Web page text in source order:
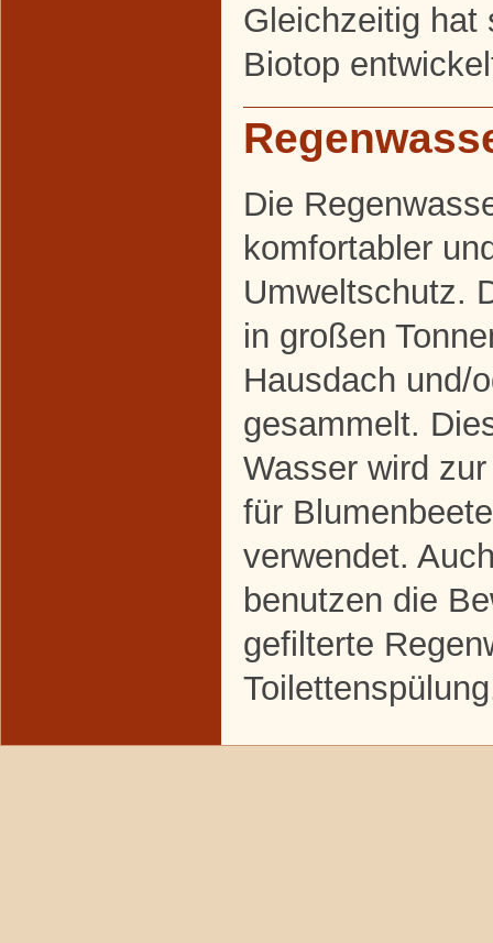
Gleichzeitig hat
Biotop
Die
komfortabler
Umweltschutz.
in großen
Hausdach und/
gesammelt.
Wasser wird
für
verwendet.
benutzen die
gefilterte